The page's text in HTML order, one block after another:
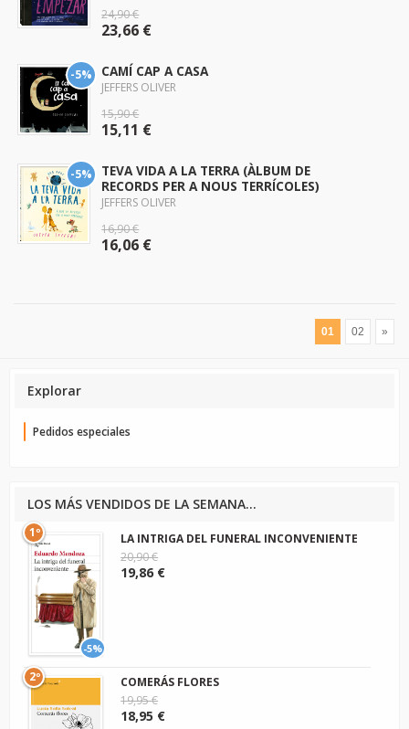
24,90 €
23,66 €
-5% CAMÍ CAP A CASA
JEFFERS OLIVER
15,90 €
15,11 €
-5%
TEVA VIDA A LA TERRA (ÀLBUM DE
RECORDS PER A NOUS TERRÍCOLES)
JEFFERS OLIVER
16,90 €
16,06 €
01 02 »
Explorar
Pedidos especiales
LOS MÁS VENDIDOS DE LA SEMANA...
-5%
1º
LA INTRIGA DEL FUNERAL INCONVENIENTE
20,90 €
19,86 €
2º
COMERÁS FLORES
19,95 €
18,95 €